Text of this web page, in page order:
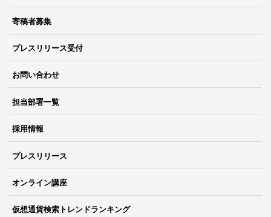
寄稿者募集
プレスリリース受付
お問い合わせ
担当部署一覧
採用情報
プレスリリース
オンライン講座
仮想通貨検索トレンドランキング